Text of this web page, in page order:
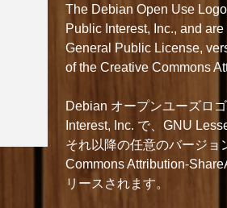
The Debian Open Use
Public Interest, Inc., and
General Public License,
of the Creative Commons
Debian オープンユーズロ
Interest, Inc. で、GNU
それ以降の任意のバージョ
Commons Attribution-
リースされます。